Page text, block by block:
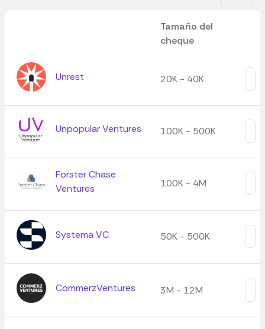
Tamaño del
cheque
Unrest 20K - 40K
Unpopular Ventures 100K - 500K
Forster Chase
Ventures
100K - 4M
Systema VC 50K - 500K
CommerzVentures 3M - 12M